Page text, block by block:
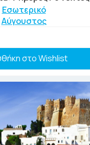
Εσωτερικό
Αύγουστος
στο Wishlist